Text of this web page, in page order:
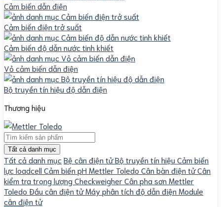
Cảm biến dẫn điện
Cảm biến điện trở suất
Cảm biến độ dẫn nước tinh khiết
Vỏ cảm biến dẫn điện
Bộ truyền tín hiệu độ dẫn điện
Thương hiệu
Tất cả danh mục
Tất cả danh mục Bệ cân điện tửBộ truyền tín hiệu Cảm biến
lực loadcell Cảm biến pH Mettler Toledo Cân bàn điện tửCân
kiểm tra trọng lượng CheckweigherCân pha sơn Mettler
Toledo Đầu cân điện tửMáy phân tích độ dẫn điện Module
cân điện tử